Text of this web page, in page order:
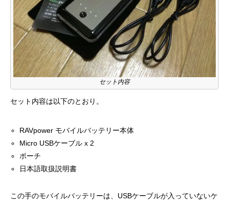
セット内容
セット内容は以下のとおり。
RAVpower モバイルバッテリー本体
Micro USBケーブル x 2
ポーチ
日本語取扱説明書
この手のモバイルバッテリーは、USBケーブルが入っていないケ